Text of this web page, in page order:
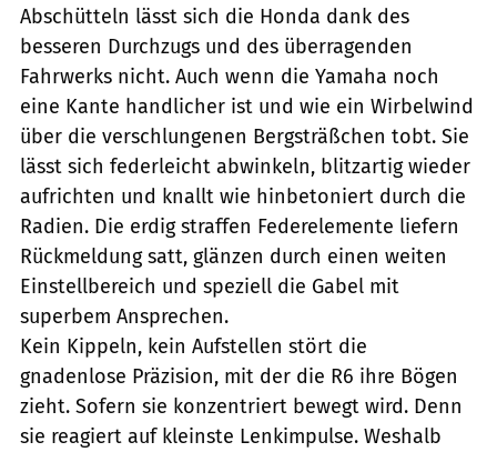
Abschütteln lässt sich die Honda dank des
besseren Durchzugs und des überragenden
Fahrwerks nicht. Auch wenn die Yamaha noch
eine Kante handlicher ist und wie ein Wirbelwind
über die verschlungenen Bergsträßchen tobt. Sie
lässt sich federleicht abwinkeln, blitzartig wieder
aufrichten und knallt wie hinbetoniert durch die
Radien. Die erdig straffen Federelemente liefern
Rückmeldung satt, glänzen durch einen weiten
Einstellbereich und speziell die Gabel mit
superbem Ansprechen.
Kein Kippeln, kein Aufstellen stört die
gnadenlose Präzision, mit der die R6 ihre Bögen
zieht. Sofern sie konzentriert bewegt wird. Denn
sie reagiert auf kleinste Lenkimpulse. Weshalb